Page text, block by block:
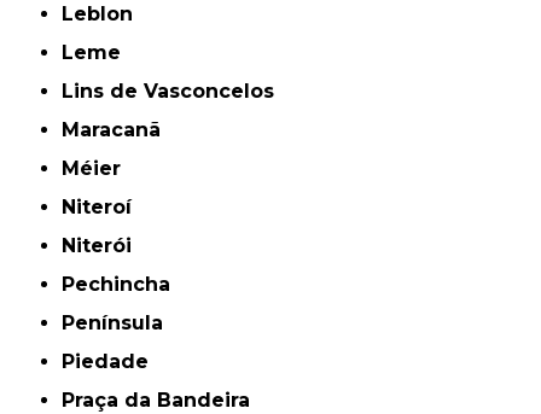
Leblon
Leme
Lins de Vasconcelos
Maracanã
Méier
Niteroí
Niterói
Pechincha
Península
Piedade
Praça da Bandeira